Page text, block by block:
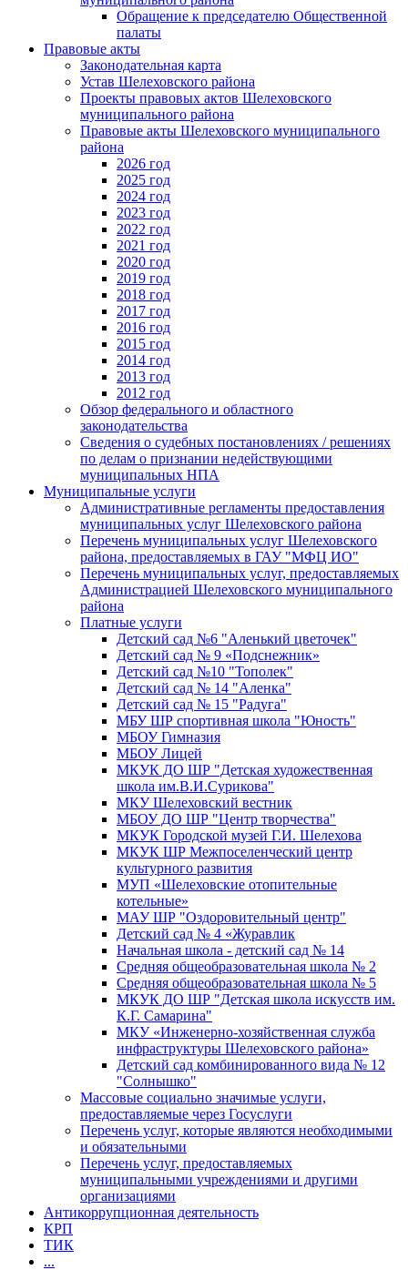
Обращение к председателю Общественной
палаты
Правовые акты
Законодательная карта
Устав Шелеховского района
Проекты правовых актов Шелеховского
муниципального района
Правовые акты Шелеховского муниципального
района
2026 год
2025 год
2024 год
2023 год
2022 год
2021 год
2020 год
2019 год
2018 год
2017 год
2016 год
2015 год
2014 год
2013 год
2012 год
Обзор федерального и областного
законодательства
Сведения о судебных постановлениях / решениях
по делам о признании недействующими
муниципальных НПА
Муниципальные услуги
Административные регламенты предоставления
муниципальных услуг Шелеховского района
Перечень муниципальных услуг Шелеховского
района, предоставляемых в ГАУ "МФЦ ИО"
Перечень муниципальных услуг, предоставляемых
Администрацией Шелеховского муниципального
района
Платные услуги
Детский сад №6 "Аленький цветочек"
Детский сад № 9 «Подснежник»
Детский сад №10 "Тополек"
Детский сад № 14 "Аленка"
Детский сад № 15 "Радуга"
МБУ ШР спортивная школа "Юность"
МБОУ Гимназия
МБОУ Лицей
МКУК ДО ШР "Детская художественная
школа им.В.И.Сурикова"
МКУ Шелеховский вестник
МБОУ ДО ШР "Центр творчества"
МКУК Городской музей Г.И. Шелехова
МКУК ШР Межпоселенческий центр
культурного развития
МУП «Шелеховские отопительные
котельные»
МАУ ШР "Оздоровительный центр"
Детский сад № 4 «Журавлик
Начальная школа - детский сад № 14
Средняя общеобразовательная школа № 2
Средняя общеобразовательная школа № 5
МКУК ДО ШР "Детская школа искусств им.
К.Г. Самарина"
МКУ «Инженерно-хозяйственная служба
инфраструктуры Шелеховского района»
Детский сад комбинированного вида № 12
"Солнышко"
Массовые социально значимые услуги,
предоставляемые через Госуслуги
Перечень услуг, которые являются необходимыми
и обязательными
Перечень услуг, предоставляемых
муниципальными учреждениями и другими
организациями
Антикоррупционная деятельность
КРП
ТИК
...